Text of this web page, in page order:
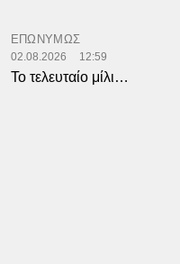
ΕΠΩΝΥΜΩΣ
02.08.2026 12:59
Το τελευταίο μίλι…